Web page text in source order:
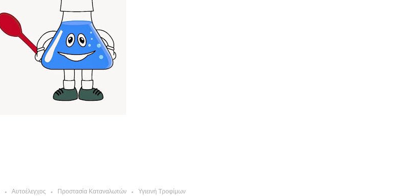
Αυτοέλεγχος Προστασία Καταναλωτών Υγιεινή Τροφίμων